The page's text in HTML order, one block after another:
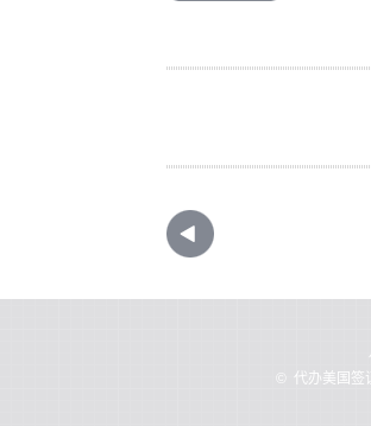
代办美国签